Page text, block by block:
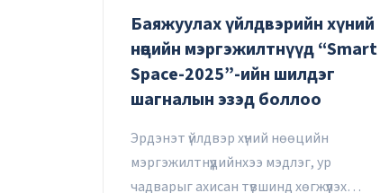
Баяжуулах үйлдвэрийн хүний
нөөцийн мэргэжилтнүүд “Smart
Space-2025”-ийн шилдэг
шагналын эзэд боллоо
Эрдэнэт үйлдвэр хүний нөөцийн
мэргэжилтнүүдийнхээ мэдлэг, ур
чадварыг ахисан түвшинд хөгжүүлэх